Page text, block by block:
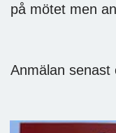
på mötet men
Anmälan senast